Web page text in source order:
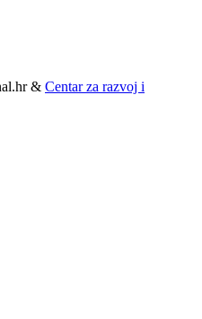
& Centar za razvoj i